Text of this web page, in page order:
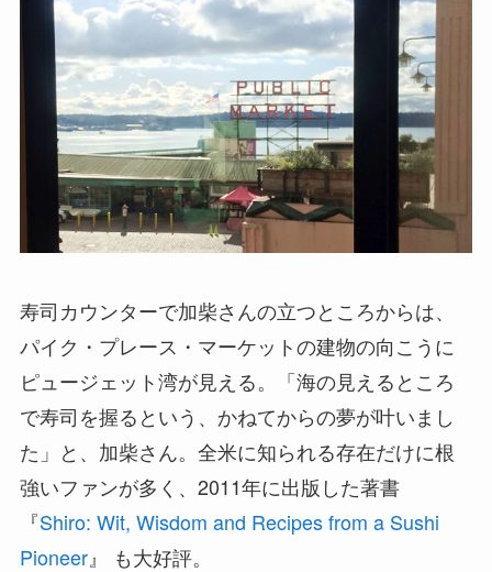
寿司カウンターで加柴さんの立つところからは、
パイク・プレース・マーケットの建物の向こうに
ピュージェット湾が見える。「海の見えるところ
で寿司を握るという、かねてからの夢が叶いまし
た」と、加柴さん。全米に知られる存在だけに根
強いファンが多く、2011年に出版した著書
『Shiro: Wit, Wisdom and Recipes from a Sushi
Pioneer』 も大好評。